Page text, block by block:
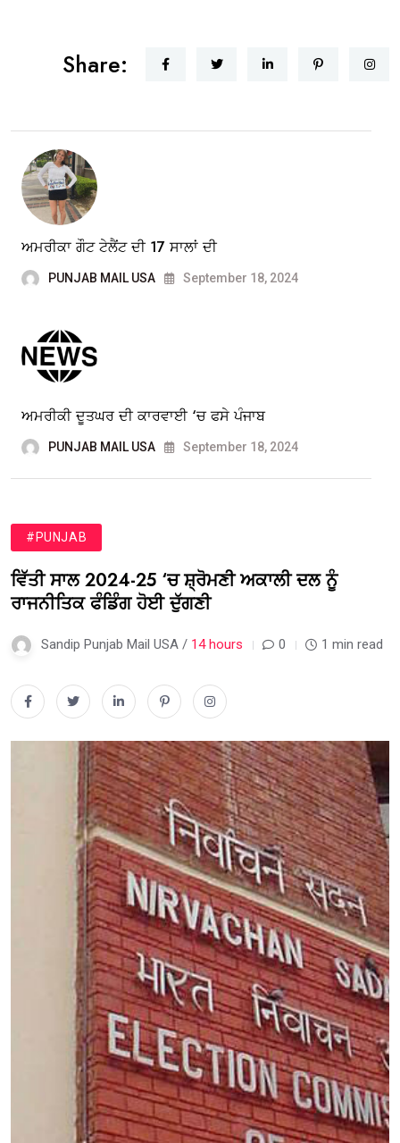
Share:
ਅਮਰੀਕਾ ਗੌਟ ਟੇਲੈਂਟ ਦੀ 17 ਸਾਲਾਂ ਦੀ
PUNJAB MAIL USA September 18, 2024
ਅਮਰੀਕੀ ਦੂਤਘਰ ਦੀ ਕਾਰਵਾਈ ‘ਚ ਫਸੇ ਪੰਜਾਬ
PUNJAB MAIL USA September 18, 2024
#PUNJAB
ਵਿੱਤੀ ਸਾਲ 2024-25 ‘ਚ ਸ਼੍ਰੋਮਣੀ ਅਕਾਲੀ ਦਲ ਨੂੰ
ਰਾਜਨੀਤਿਕ ਫੰਡਿੰਗ ਹੋਈ ਦੁੱਗਣੀ
Sandip Punjab Mail USA / 14 hours 0 1 min read